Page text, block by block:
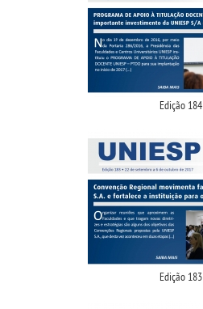
Edição 184
Edição 183